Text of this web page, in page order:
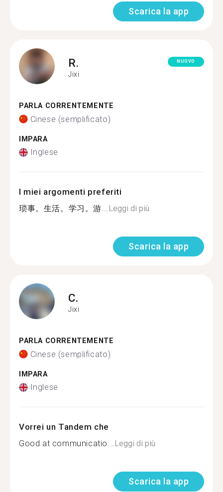
Scarica la app
R.
Jixi
NUOVO
PARLA CORRENTEMENTE
Cinese (semplificato)
IMPARA
Inglese
I miei argomenti preferiti
琐事。生活。学习。游...Leggi di più
Scarica la app
C.
Jixi
PARLA CORRENTEMENTE
Cinese (semplificato)
IMPARA
Inglese
Vorrei un Tandem che
Good at communicatio...Leggi di più
Scarica la app